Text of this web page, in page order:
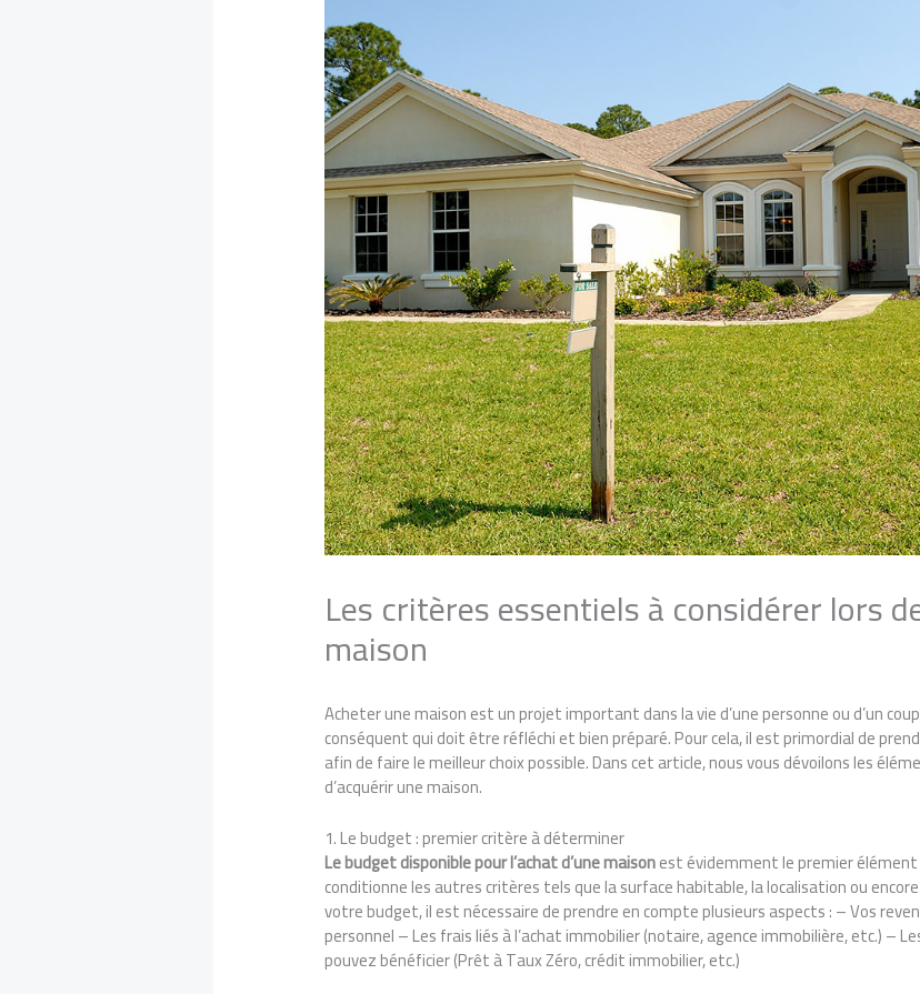
Les critères essentiels à considérer lors
maison
Acheter une maison est un projet important dans la vie d’une personne ou d’un
conséquent qui doit être réfléchi et bien préparé. Pour cela, il est primordial de
afin de faire le meilleur choix possible. Dans cet article, nous vous dévoilons les
d’acquérir une maison.
1. Le budget : premier critère à déterminer
Le budget disponible pour l’achat d’une maisonest évidemment le premier
conditionne les autres critères tels que la surface habitable, la localisation ou
votre budget, il est nécessaire de prendre en compte plusieurs aspects : – Vos
personnel – Les frais liés à l’achat immobilier (notaire, agence immobilière, etc.) –
pouvez bénéficier (Prêt à Taux Zéro, crédit immobilier, etc.)